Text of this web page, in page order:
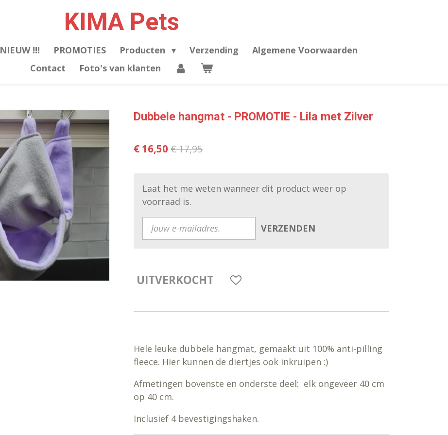
KIMA Pets
NIEUW !!! PROMOTIES Producten Verzending
Algemene Voorwaarden
Contact
Foto's van klanten
Dubbele hangmat - PROMOTIE - Lila met Zilver
€ 16,50 € 17,95
Laat het me weten wanneer dit product weer op
voorraad is.
VERZENDEN
UITVERKOCHT
Hele leuke dubbele hangmat, gemaakt uit 100% anti-pilling
fleece. Hier kunnen de diertjes ook inkruipen :)
Afmetingen bovenste en onderste deel: elk ongeveer 40 cm
op 40 cm.
Inclusief 4 bevestigingshaken.